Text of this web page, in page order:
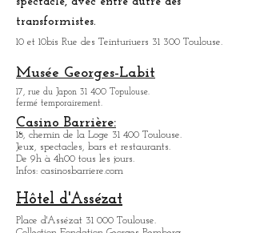
Organisation de nocturnes pour déguster les
produits du marché, dans une atmosphère festive.
Le KALINKA Toulouse:
spectacle, avec entre autre des
transformistes.
10 et 10bis Rue des Teinturiuers 31 300 Toulouse.
Musée Georges-Labit
17, rue du Japon 31 400 Topulouse
Casino Barrière:
18, chemin de la Loge 31 400 Toulouse.
Jeux, spectacles, bars et restaurants.